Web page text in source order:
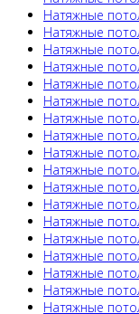
Натяжные
Натяжные
Натяжные
Натяжные
Натяжные
Натяжные
Натяжные
Натяжные
Натяжные
Натяжные
Натяжные
Натяжные
Натяжные
Натяжные
Натяжные
Натяжные
Натяжные
Натяжные